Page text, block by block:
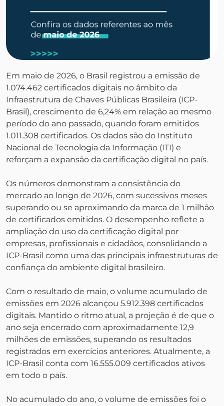
Em maio de 2026, o Brasil registrou a emissão de
1.074.462 certificados digitais no âmbito da
Infraestrutura de Chaves Públicas Brasileira (ICP-
Brasil), crescimento de 6,24% em relação ao mesmo
período do ano passado, quando foram emitidos
1.011.308 certificados. Os dados são do Instituto
Nacional de Tecnologia da Informação (ITI) e
reforçam a expansão da certificação digital no país.
Os números demonstram a consistência do
mercado ao longo de 2026, com sucessivos meses
superando ou se aproximando da marca de 1 milhão
de certificados emitidos. O desempenho reflete a
ampliação do uso da certificação digital por
empresas, profissionais e cidadãos, consolidando a
ICP-Brasil como uma das principais infraestruturas de
confiança do ambiente digital brasileiro.
Com o resultado de maio, o volume acumulado de
emissões em 2026 alcançou 5.912.398 certificados
digitais. Mantido o ritmo atual, a projeção é de que o
ano seja encerrado com aproximadamente 12,9
milhões de emissões, superando os resultados
registrados em exercícios anteriores. Atualmente, a
ICP-Brasil conta com 16.555.009 certificados ativos
em todo o país.
No acumulado do ano, o volume de emissões foi o